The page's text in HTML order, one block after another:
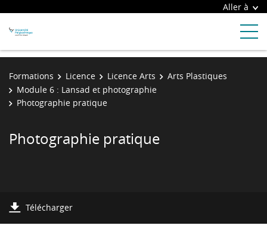
Aller à
Formations Licence Licence Arts
Arts Plastiques
Module 6 : Lansad et photographie
Photographie pratique
Photographie pratique
Télécharger